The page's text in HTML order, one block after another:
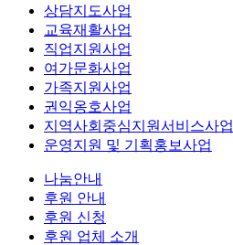
상담지도사업
교육재활사업
직업지원사업
여가문화사업
가족지원사업
권익옹호사업
지역사회중심지원서비스사업
운영지원 및 기획홍보사업
나눔안내
후원 안내
후원 신청
후원 업체 소개